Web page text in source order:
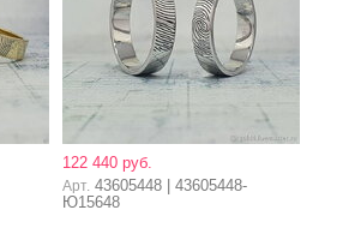
122 440 руб.
Арт. 43605448 | 43605448-
Ю15648